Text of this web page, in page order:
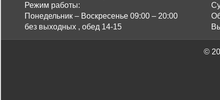
Режим работы:
Понедельник – Воскресенье 09:00 – 20:00
без выходных , обед 14-15
©